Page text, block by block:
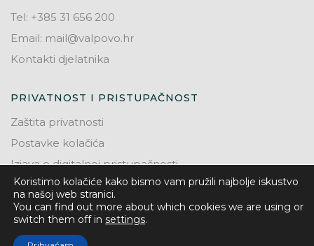
Tel: +385 31 656 200
Email: mail@valpovo.hr
Kontakti djelatnika
PRIVATNOST I PRISTUPAČNOST
Zaštita privatnosti
Postavke kolačića
Izjava o digitalnoj pristupačnosti
Koristimo kolačiće kako bismo vam pružili najbolje iskustvo
na našoj web stranici.
You can find out more about which cookies we are using or
switch them off in settings.